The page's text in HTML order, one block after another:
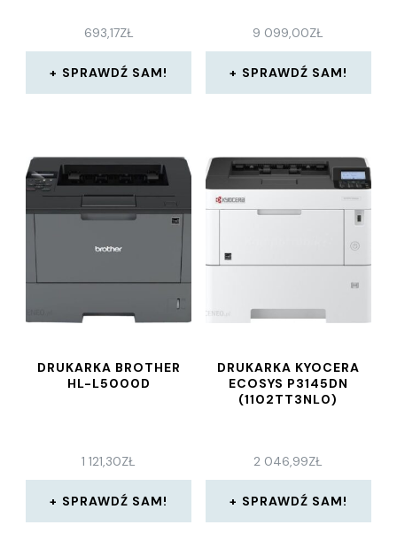
693,17ZŁ
SPRAWDŹ SAM!
9 099,00ZŁ
SPRAWDŹ SAM!
DRUKARKA BROTHER
HL-L5000D
1 121,30ZŁ
SPRAWDŹ SAM!
DRUKARKA KYOCERA
ECOSYS P3145DN
(1102TT3NL0)
2 046,99ZŁ
SPRAWDŹ SAM!